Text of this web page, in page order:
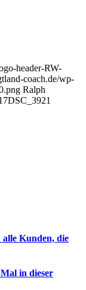
header-RW-
coach.de/wp-
Ralph
DSC_3921
Kunden, die
in dieser